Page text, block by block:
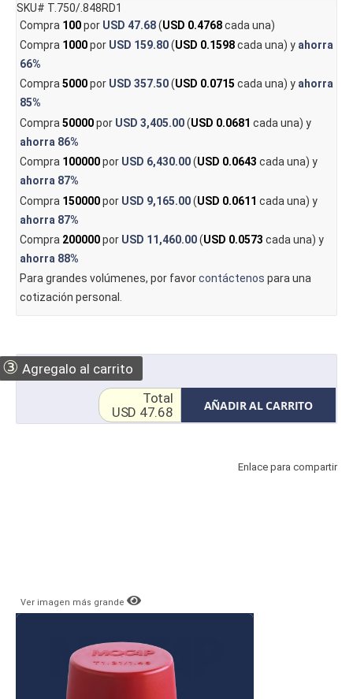
SKU# T.750/.848RD1
Compra 100por USD 47.68(USD 0.4768cada una)
Compra 1000por USD 159.80(USD 0.1598cada una) y ahorra
66%
Compra5000por USD 357.50(USD 0.0715 cada una) y ahorra
85%
Compra 50000por USD 3,405.00(USD 0.0681 cada una) y
ahorra 86%
Compra 100000por USD 6,430.00(USD 0.0643 cada una) y
ahorra 87%
Compra 150000por USD 9,165.00(USD 0.0611 cada una) y
ahorra 87%
Compra 200000por USD 11,460.00(USD 0.0573 cada una) y
ahorra 88%
Para grandes volúmenes, por favorcontáctenos para una
cotización personal.
③ Agregalo al carrito
AÑADIR AL CARRITO
Total
USD 47.68
Enlace para compartir
Ver imagen más grande